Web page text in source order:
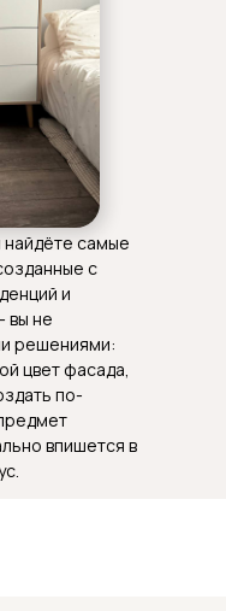
найдёте самые
с
и
вы не
решениями:
цвет фасада,
по-
впишется в